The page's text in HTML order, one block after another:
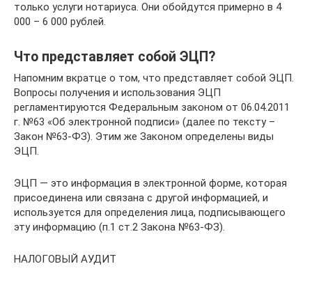
только услуги нотариуса. Они обойдутся примерно в 4
000 – 6 000 рублей.
Что представляет собой ЭЦП?
Напомним вкратце о том, что представляет собой ЭЦП.
Вопросы получения и использования ЭЦП
регламентируются Федеральным законом от 06.04.2011
г. №63 «Об электронной подписи» (далее по тексту –
Закон №63-ФЗ). Этим же Законом определены виды
ЭЦП.
ЭЦП — это информация в электронной форме, которая
присоединена или связана с другой информацией, и
используется для определения лица, подписывающего
эту информацию (п.1 ст.2 Закона №63-ФЗ).
НАЛОГОВЫЙ АУДИТ